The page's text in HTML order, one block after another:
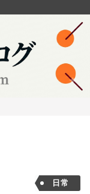
日常